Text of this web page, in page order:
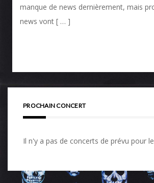
manque de news dernièrement, mais
news vont [ … ]
PROCHAIN CONCERT
Il n'y a pas de concerts de prévu pour